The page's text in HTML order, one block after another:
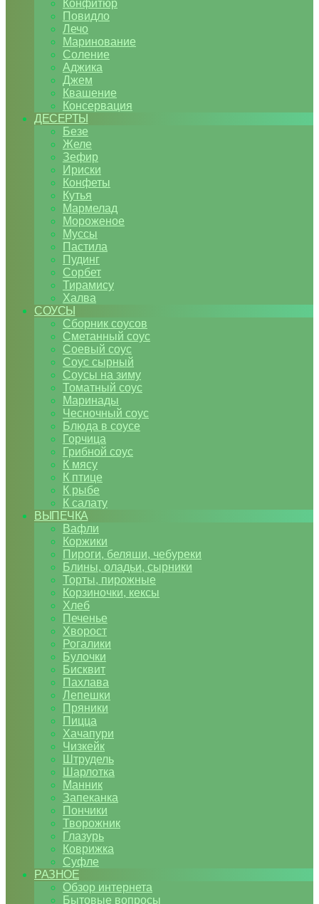
Конфитюр
Повидло
Лечо
Маринование
Соление
Аджика
Джем
Квашение
Консервация
ДЕСЕРТЫ
Безе
Желе
Зефир
Ириски
Конфеты
Кутья
Мармелад
Мороженое
Муссы
Пастила
Пудинг
Сорбет
Тирамису
Халва
СОУСЫ
Сборник соусов
Сметанный соус
Соевый соус
Соус сырный
Соусы на зиму
Томатный соус
Маринады
Чесночный соус
Блюда в соусе
Горчица
Грибной соус
К мясу
К птице
К рыбе
К салату
ВЫПЕЧКА
Вафли
Коржики
Пироги, беляши, чебуреки
Блины, оладьи, сырники
Торты, пирожные
Корзиночки, кексы
Хлеб
Печенье
Хворост
Рогалики
Булочки
Бисквит
Пахлава
Лепешки
Пряники
Пицца
Хачапури
Чизкейк
Штрудель
Шарлотка
Манник
Запеканка
Пончики
Творожник
Глазурь
Коврижка
Суфле
РАЗНОЕ
Обзор интернета
Бытовые вопросы